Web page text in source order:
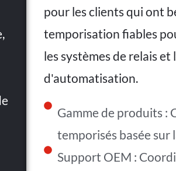
pour les clients qui ont
temporisation fiables
les systèmes de relais
d'automatisation.
Gamme de produits :
temporisés basée sur
Support OEM :